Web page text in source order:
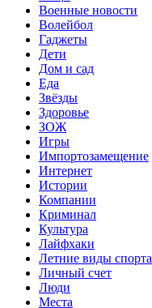
Военные новости
Волейбол
Гаджеты
Дети
Дом и сад
Еда
Звёзды
Здоровье
ЗОЖ
Игры
Импортозамещение
Интернет
Истории
Компании
Криминал
Культура
Лайфхаки
Летние виды спорта
Личный счет
Люди
Места